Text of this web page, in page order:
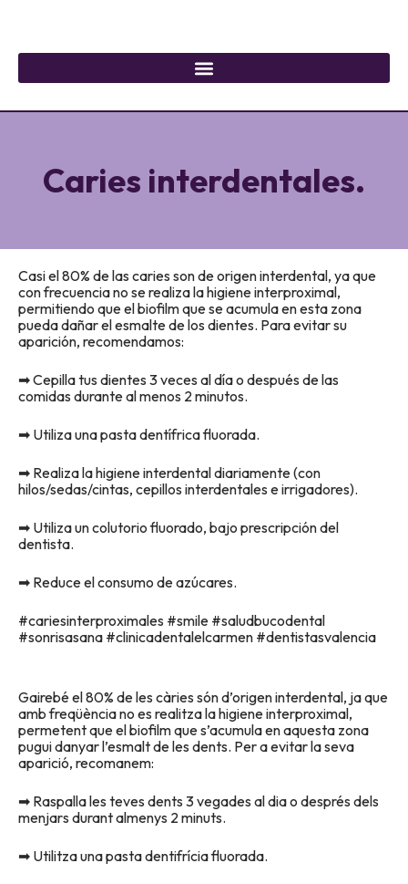
Caries interdentales.
Casi el 80% de las caries son de origen interdental, ya que
con frecuencia no se realiza la higiene interproximal,
permitiendo que el biofilm que se acumula en esta zona
pueda dañar el esmalte de los dientes. Para evitar su
aparición, recomendamos:
➡ Cepilla tus dientes 3 veces al día o después de las
comidas durante al menos 2 minutos.
➡ Utiliza una pasta dentífrica fluorada.
➡ Realiza la higiene interdental diariamente (con
hilos/sedas/cintas, cepillos interdentales e irrigadores).
➡ Utiliza un colutorio fluorado, bajo prescripción del
dentista.
➡ Reduce el consumo de azúcares.
#cariesinterproximales #smile #saludbucodental
#sonrisasana #clinicadentalelcarmen #dentistasvalencia
Gairebé el 80% de les càries són d’origen interdental, ja que
amb freqüència no es realitza la higiene interproximal,
permetent que el biofilm que s’acumula en aquesta zona
pugui danyar l’esmalt de les dents. Per a evitar la seva
aparició, recomanem:
➡ Raspalla les teves dents 3 vegades al dia o després dels
menjars durant almenys 2 minuts.
➡ Utilitza una pasta dentifrícia fluorada.